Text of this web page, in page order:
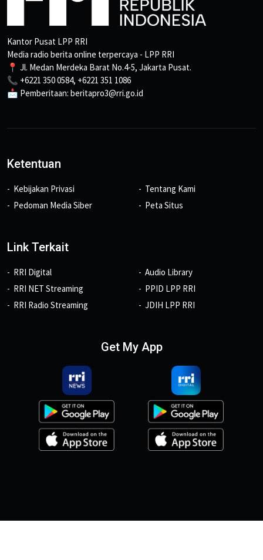
Kantor Pusat LPP RRI
Media radio berita online terpercaya - LPP RRI
📍 Jl. Medan Merdeka Barat No.4-5, Jakarta Pusat.
📞 +6221 350 0584, +6221 351 1086
📩 Pemberitaan: beritapro3@rri.go.id
Ketentuan
Kebijakan Privasi
Pedoman Media Siber
Tentang Kami
Peta Situs
Link Terkait
RRI Digital
RRI NET Streaming
RRI Radio Streaming
Audio Library
PPID LPP RRI
JDIH LPP RRI
Get My App